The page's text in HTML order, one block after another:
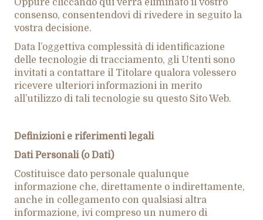
Oppure cliccando qui verrà eliminato il vostro
consenso, consentendovi di rivedere in seguito la
vostra decisione.
Data l’oggettiva complessità di identificazione
delle tecnologie di tracciamento, gli Utenti sono
invitati a contattare il Titolare qualora volessero
ricevere ulteriori informazioni in merito
all’utilizzo di tali tecnologie su questo Sito Web.
Definizioni e riferimenti legali
Dati Personali (o Dati)
Costituisce dato personale qualunque
informazione che, direttamente o indirettamente,
anche in collegamento con qualsiasi altra
informazione, ivi compreso un numero di